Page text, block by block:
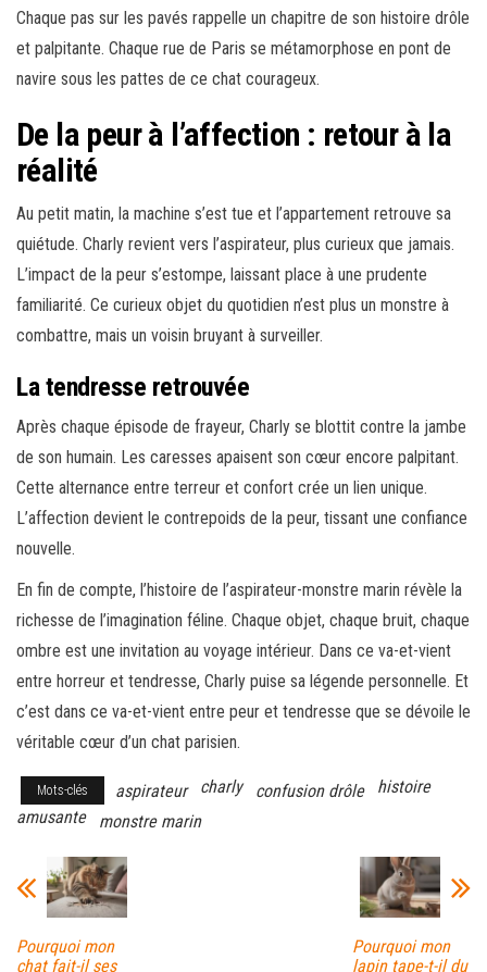
Chaque pas sur les pavés rappelle un chapitre de son histoire drôle
et palpitante. Chaque rue de Paris se métamorphose en pont de
navire sous les pattes de ce chat courageux.
De la peur à l’affection : retour à la
réalité
Au petit matin, la machine s’est tue et l’appartement retrouve sa
quiétude. Charly revient vers l’aspirateur, plus curieux que jamais.
L’impact de la peur s’estompe, laissant place à une prudente
familiarité. Ce curieux objet du quotidien n’est plus un monstre à
combattre, mais un voisin bruyant à surveiller.
La tendresse retrouvée
Après chaque épisode de frayeur, Charly se blottit contre la jambe
de son humain. Les caresses apaisent son cœur encore palpitant.
Cette alternance entre terreur et confort crée un lien unique.
L’affection devient le contrepoids de la peur, tissant une confiance
nouvelle.
En fin de compte, l’histoire de l’aspirateur-monstre marin révèle la
richesse de l’imagination féline. Chaque objet, chaque bruit, chaque
ombre est une invitation au voyage intérieur. Dans ce va-et-vient
entre horreur et tendresse, Charly puise sa légende personnelle. Et
c’est dans ce va-et-vient entre peur et tendresse que se dévoile le
véritable cœur d’un chat parisien.
Mots-clés aspirateur charly confusion drôle
histoire
amusante
monstre marin
Pourquoi mon
chat fait-il ses
Pourquoi mon
lapin tape-t-il du